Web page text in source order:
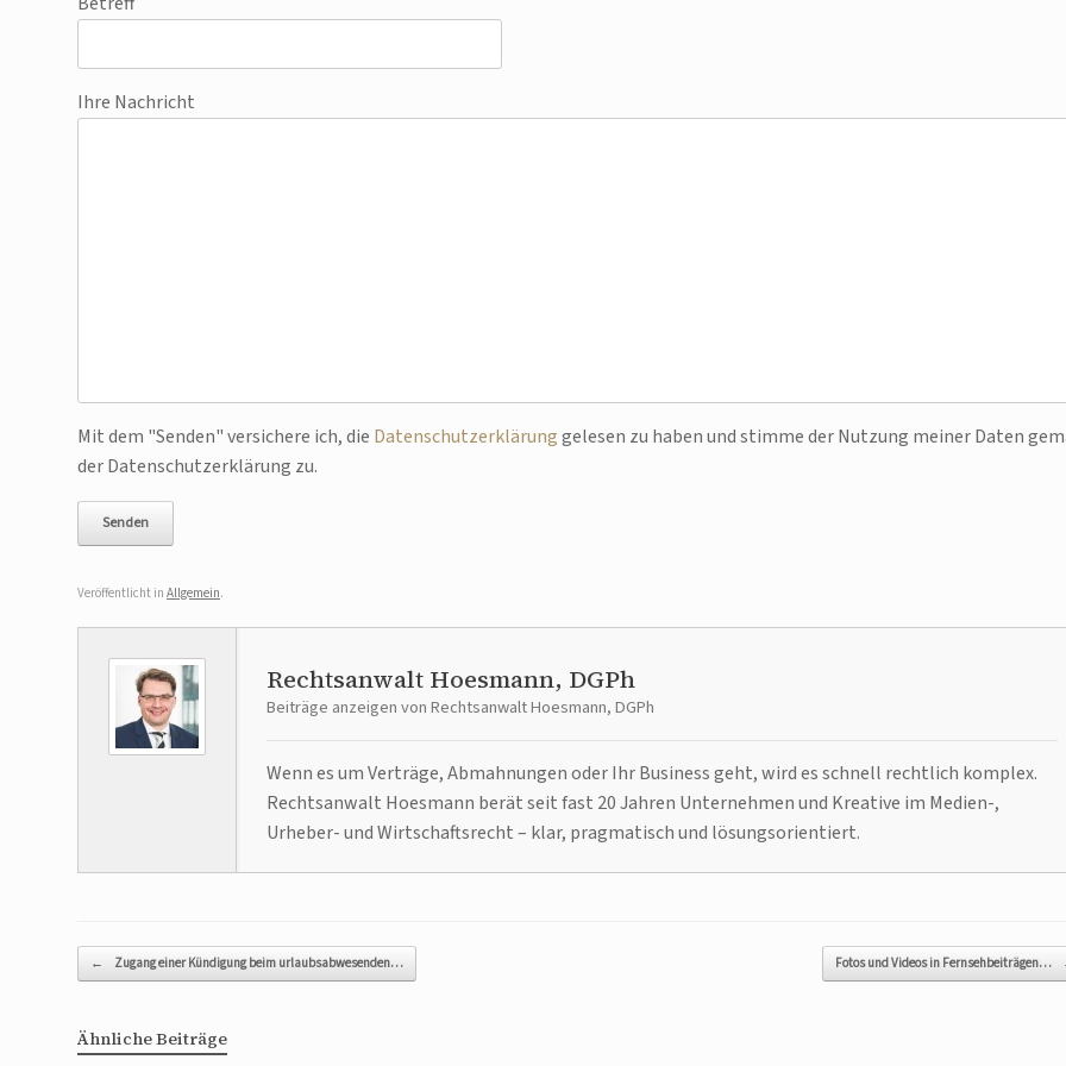
Ihre Nachricht
Bitte lasse dieses Feld leer.
Mit dem "Senden" versichere ich, die Datenschutzerklärunggelesen zu haben und stimme der Nutzung meiner Daten
der Datenschutzerklärung zu.
Veröffentlicht in Allgemein.
Rechtsanwalt Hoesmann, DGPh
Beiträge anzeigen von Rechtsanwalt Hoesmann, DGPh
Wenn es um Verträge, Abmahnungen oder Ihr Business geht, wird es schnell rechtlich komplex.
Rechtsanwalt Hoesmann berät seit fast 20 Jahren Unternehmen und Kreative im Medien-,
Urheber- und Wirtschaftsrecht – klar, pragmatisch und lösungsorientiert.
Beitragsnavigation
← Zugang einer Kündigung beim urlaubsabwesenden… Fotos und Videos in Fernsehbeiträgen…
Ähnliche Beiträge